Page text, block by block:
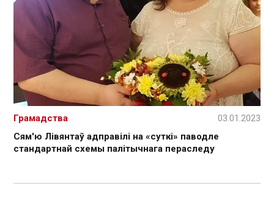
Сям'ю Лівянтаў адправілі на «суткі» паводле
стандартнай схемы палітычнага пераследу
Грамадства 03.01.2023